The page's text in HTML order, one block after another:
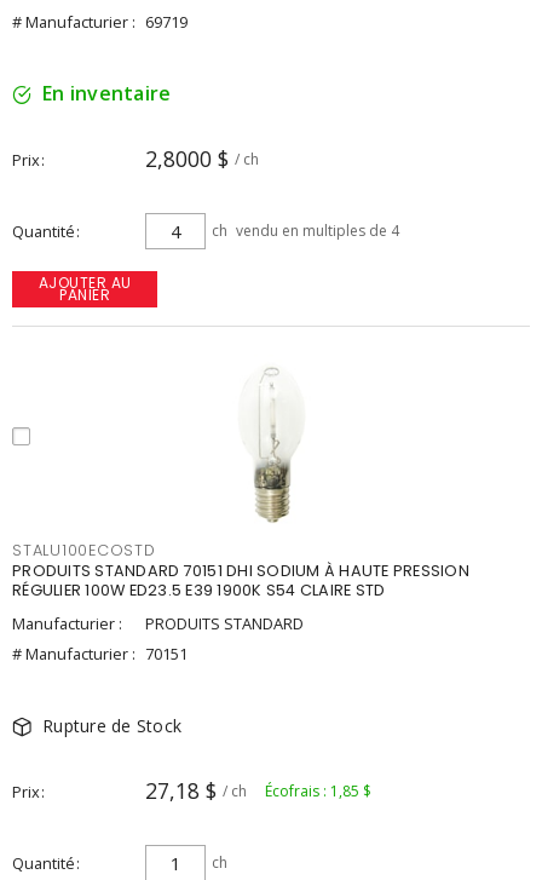
# Manufacturier : 69719
En inventaire
Prix 2,8000 $ / ch
Quantité ch vendu en multiples de 4
AJOUTER AU
PANIER
STALU100ECOSTD
PRODUITS STANDARD 70151 DHI SODIUM À HAUTE PRESSION
RÉGULIER 100W ED23.5 E39 1900K S54 CLAIRE STD
Manufacturier :
PRODUITS STANDARD
# Manufacturier : 70151
Rupture de Stock
Prix 27,18 $ / ch Écofrais : 1,85 $
Quantité ch